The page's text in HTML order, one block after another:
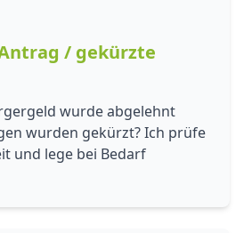
/ gekürzte
wurde abgelehnt
wurden gekürzt? Ich prüfe
und lege bei Bedarf